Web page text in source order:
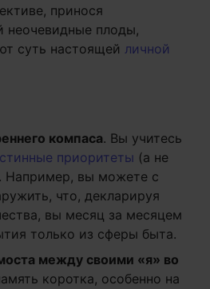
принося
неочевидные плоды,
суть настоящей личной
компаса. Вы учитесь
приоритеты (а не
Например, вы можете с
что, декларируя
вы месяц за месяцем
только из сферы быта.
между своими «я» во
коротка, особенно на